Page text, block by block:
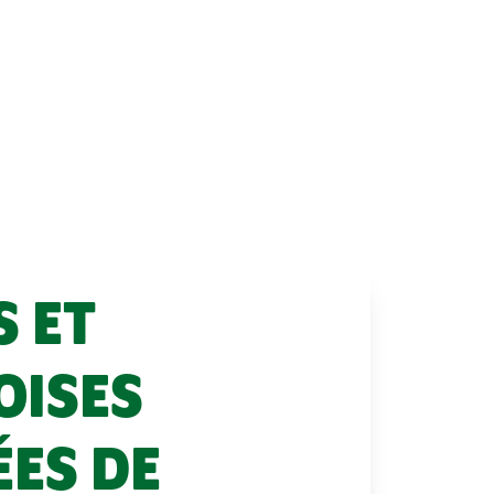
ET
DE